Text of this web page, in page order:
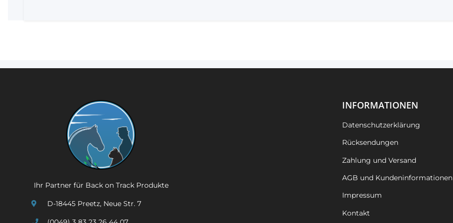
Ihr Partner für Back on Track Produkte
D-18445 Preetz, Neue Str. 7
INFORMATIONEN
Datenschutzerklärung
Rücksendungen
Zahlung und Versand
AGB und Kundeninformationen
Impressum
Kontakt